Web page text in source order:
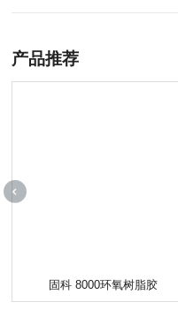
产品推荐
固科 8000环氧树脂胶